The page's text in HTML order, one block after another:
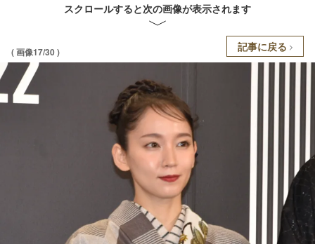
スクロールすると次の画像が表示されます
( 画像17/30 ) 記事に戻る